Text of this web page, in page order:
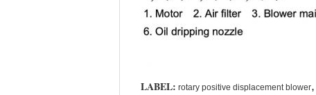
LABEL: rotary positive displacement blower,